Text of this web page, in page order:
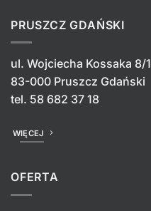
PRUSZCZ GDAŃSKI
ul. Wojciecha Kossaka 8/1
83-000 Pruszcz Gdański
tel. 58 682 37 18
WIĘCEJ
OFERTA